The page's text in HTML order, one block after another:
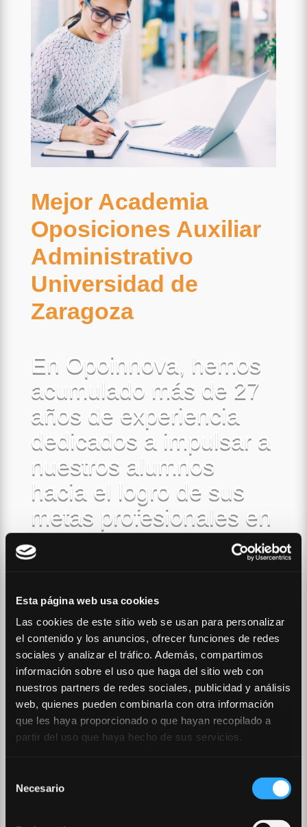
Esta página web usa cookies
Las cookies de este sitio web se usan para personalizar
el contenido y los anuncios, ofrecer funciones de redes
sociales y analizar el tráfico. Además, compartimos
información sobre el uso que haga del sitio web con
nuestros partners de redes sociales, publicidad y análisis
web, quienes pueden combinarla con otra información
que les haya proporcionado o que hayan recopilado a
partir del uso que haya hecho de sus servicios.
Necesario
Mejor Academia
Oposiciones Auxiliar
Administrativo
Universidad de
Zaragoza
En Opoinnova, hemos
acumulado más de 27
años de experiencia
dedicados a impulsar a
nuestros alumnos
hacia el logro de sus
metas profesionales en
el ámbito de la
administración pública.
Reconocemos
plenamente la
importancia de
asegurar tu posición en
la administración
pública y estamos
comprometidos a
alcances ese objetivo
con éxito.